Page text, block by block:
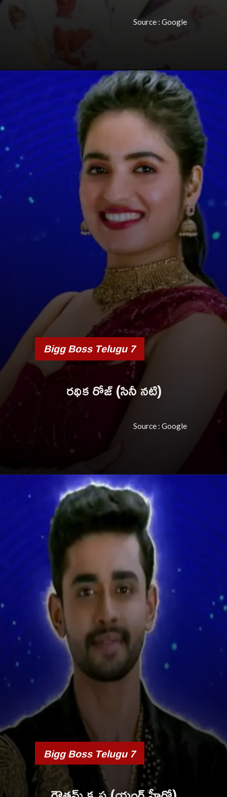
Source : Google
Bigg Boss Telugu 7
రథిక రోజ్ (సినీ నటి)
Source : Google
Bigg Boss Telugu 7